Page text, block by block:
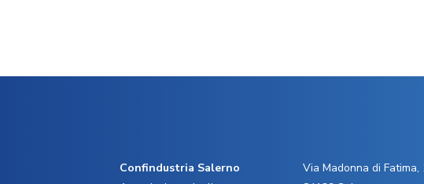
Confindustria Salerno
Via Madonna di Fatima,